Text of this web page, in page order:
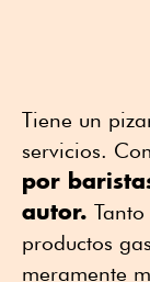
Tiene un
servicios.
por
autor.
productos
meramente